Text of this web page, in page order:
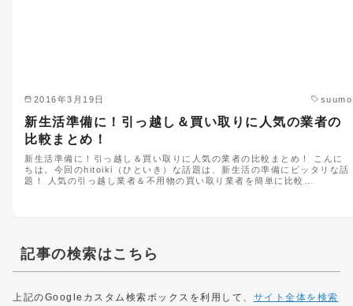
2016年3月19日 suumo
新生活準備に！引っ越し＆買い取りに人気の業者の
比較まとめ！
新生活準備に！引っ越し＆買い取りに人気の業者の比較まとめ！ こんに
ちは。今回のhitoiki（ひといき）な話題は、新生活の準備にピッタリな話
題！ 人気の引っ越し業者＆不用物の買い取り業者を簡単に比較…
記事の検索はこちら
上記のGoogleカスタム検索ボックスを利用して、 サイト全体を検索